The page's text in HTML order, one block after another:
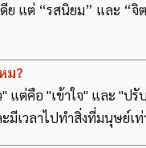
ดีย แต่ “รสนิยม” และ
ม?
แต่คือ "เข้าใจ" และ "ป
มีเวลาไปทำสิ่งที่มนุษย์เ